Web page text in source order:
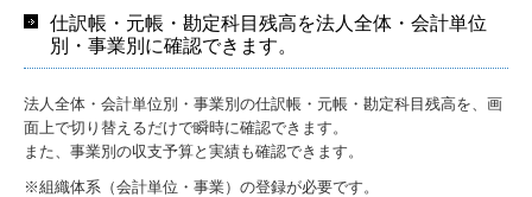
仕訳帳・元帳・勘定科目残高を法人全体・会計単位
別・事業別に確認できます。
法人全体・会計単位別・事業別の仕訳帳・元帳・勘定科目残高を、画
面上で切り替えるだけで瞬時に​確認できます。
また、事業別の収支予算と実績も確認できます。
※組織体系（会計単位・事業）の登録が必要です。